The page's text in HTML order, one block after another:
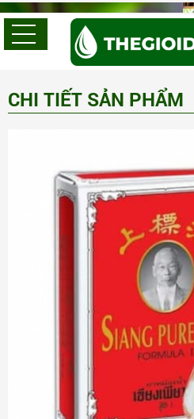
CHI TIẾT SẢN PHẨM